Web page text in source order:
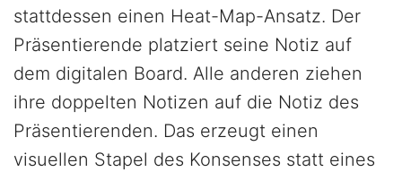
stattdessen einen Heat-Map-Ansatz. Der
Präsentierende platziert seine Notiz auf
dem digitalen Board. Alle anderen ziehen
ihre doppelten Notizen auf die Notiz des
Präsentierenden. Das erzeugt einen
visuellen Stapel des Konsenses statt eines